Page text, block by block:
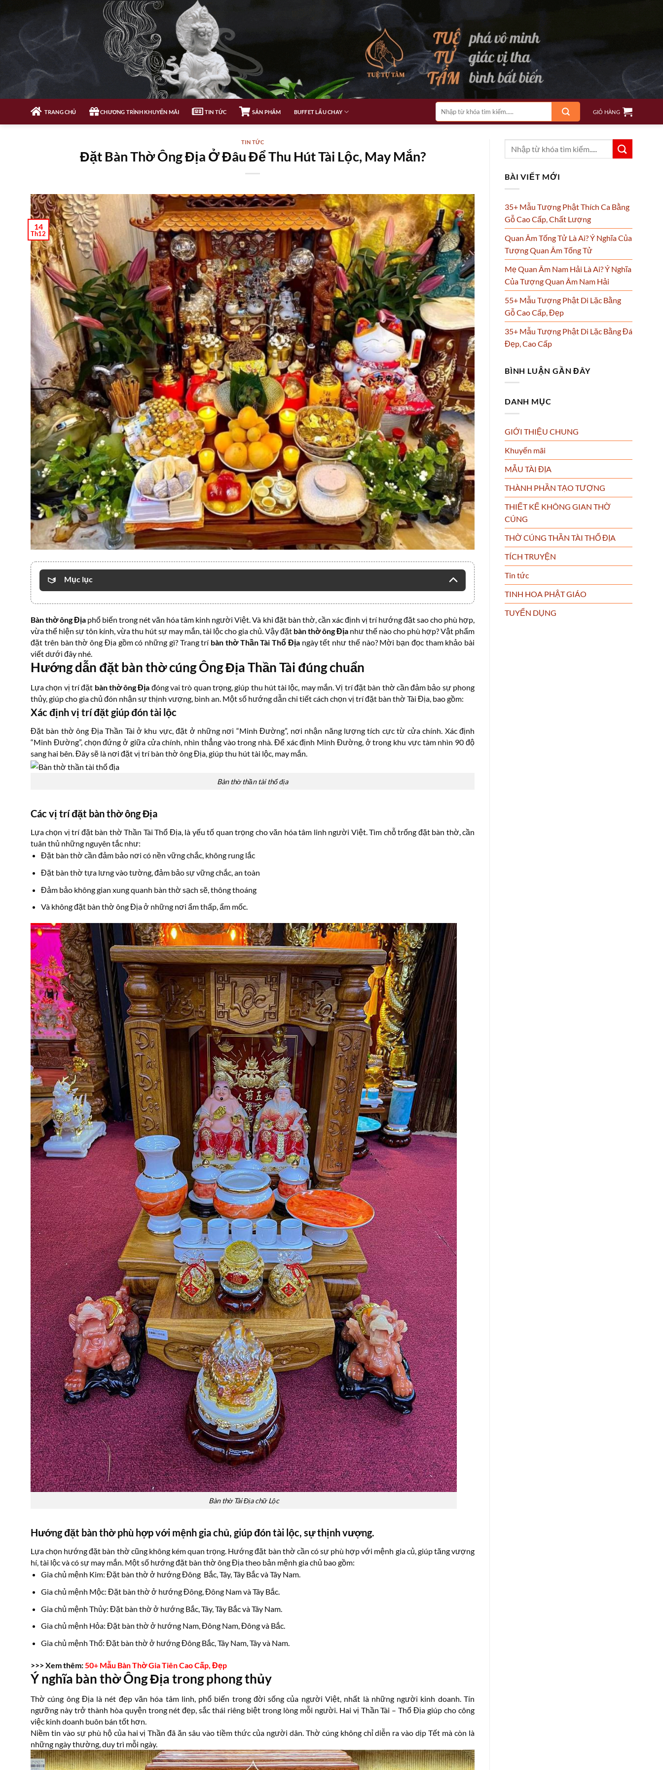
qua
TRANG CHỦ CHƯƠNG TRÌNH KHUYẾN MÃI TIN TỨC SẢN PHẨM BUFFET LẨU CHAY
Tìm
kiếm:
GIỎ HÀNG
TIN TỨC
Đặt Bàn Thờ Ông Địa Ở Đâu Để Thu Hút Tài Lộc, May Mắn?
14
Th12
Mục lục
Bàn thờ ông Địa phổ biến trong nét văn hóa tâm kinh người Việt. Và khi đặt bàn thờ, cần xác định vị trí hướng đặt sao cho phù hợp,
vừa thể hiện sự tôn kính, vừa thu hút sự may mắn, tài lộc cho gia chủ. Vậy đặt bàn thờ ông Địa như thế nào cho phù hợp? Vật phẩm
đặt trên bàn thờ ông Địa gồm có những gì? Trang trí bàn thờ Thần Tài Thổ Địangày tết như thế nào? Mời bạn đọc tham khảo bài
viết dưới đây nhé.
Hướng dẫn đặt bàn thờ cúng Ông Địa Thần Tài đúng chuẩn
Lựa chọn vị trí đặt bàn thờ ông Địa đóng vai trò quan trọng, giúp thu hút tài lộc, may mắn. Vị trí đặt bàn thờ cần đảm bảo sự phong
thủy, giúp cho gia chủ đón nhận sự thịnh vượng, bình an. Một số hướng dẫn chi tiết cách chọn vị trí đặt bàn thờ Tài Địa, bao gồm:
Xác định vị trí đặt giúp đón tài lộc
Đặt bàn thờ ông Địa Thần Tài ở khu vực, đặt ở những nơi “Minh Đường”, nơi nhận năng lượng tích cực từ cửa chính. Xác định
“Minh Đường”, chọn đứng ở giữa cửa chính, nhìn thẳng vào trong nhà. Để xác định Minh Đường, ở trong khu vực tàm nhìn 90 độ
sang hai bên. Đây sẽ là nơi đặt vị trí bàn thờ ông Địa, giúp thu hút tài lộc, may mắn.
Bàn thờ thần tài thổ địa
Các vị trí đặt bàn thờ ông Địa
Lựa chọn vị trí đặt bàn thờ Thần Tài Thổ Địa, là yếu tố quan trọng cho văn hóa tâm linh người Việt. Tìm chỗ trống đặt bàn thờ, cần
tuân thủ những nguyên tắc như:
Đặt bàn thờ cần đảm bảo nơi có nền vững chắc, không rung lắc
Đặt bàn thờ tựa lưng vào tường, đảm bảo sự vững chắc, an toàn
Đảm bảo không gian xung quanh bàn thờ sạch sẽ, thông thoáng
Và không đặt bàn thờ ông Địa ở những nơi ẩm thấp, ẩm mốc.
Bàn thờ Tài Địa chữ Lộc
Hướng đặt bàn thờ phù hợp với mệnh gia chủ, giúp đón tài lộc, sự thịnh vượng.
Lựa chọn hướng đặt bàn thờ cũng không kém quan trọng. Hướng đặt bàn thờ cần có sự phù hợp với mệnh gia củ, giúp tăng vượng
hí, tài lộc và có sự may mắn. Một số hướng đặt bàn thờ ông Địa theo bản mệnh gia chủ bao gồm:
Gia chủ mệnh Kim: Đặt bàn thờ ở hướng Đông Bắc, Tây, Tây Bắc và Tây Nam.
Gia chủ mệnh Mộc: Đặt bàn thờ ở hướng Đông, Đông Nam và Tây Bắc.
Gia chủ mệnh Thủy: Đặt bàn thờ ở hướng Bắc, Tây, Tây Bắc và Tây Nam.
Gia chủ mệnh Hỏa: Đặt bàn thờ ở hướng Nam, Đông Nam, Đông và Bắc.
Gia chủ mệnh Thổ: Đặt bàn thờ ở hướng Đông Bắc, Tây Nam, Tây và Nam.
>>> Xem thêm: 50+ Mẫu Bàn Thờ Gia Tiên Cao Cấp, Đẹp
Ý nghĩa bàn thờ Ông Địa trong phong thủy
Thờ cúng ông Địa là nét đẹp văn hóa tâm linh, phổ biến trong đời sống của người Việt, nhất là những người kinh doanh. Tín
ngưỡng này trở thành hòa quyện trong nét đẹp, sắc thái riêng biệt trong lòng mỗi người. Hai vị Thần Tài – Thổ Địa giúp cho công
việc kinh doanh buôn bán tốt hơn.
Niềm tin vào sự phù hộ của hai vị Thần đã ăn sâu vào tiềm thức của người dân. Thờ cúng không chỉ diễn ra vào dịp Tết mà còn là
những ngày thường, duy trì mỗi ngày.
BÀI VIẾT MỚI
35+ Mẫu Tượng Phật Thích Ca Bằng
Gỗ Cao Cấp, Chất Lượng
Quan Âm Tống Tử Là Ai? Ý Nghĩa Của
Tượng Quan Âm Tống Tử
Mẹ Quan Âm Nam Hải Là Ai? Ý Nghĩa
Của Tượng Quan Âm Nam Hải
55+ Mẫu Tượng Phật Di Lặc Bằng
Gỗ Cao Cấp, Đẹp
35+ Mẫu Tượng Phật Di Lặc Bằng Đá
Đẹp, Cao Cấp
BÌNH LUẬN GẦN ĐÂY
DANH MỤC
GIỚI THIỆU CHUNG
Khuyến mãi
MẪU TÀI ĐỊA
THÀNH PHẦN TẠO TƯỢNG
THIẾT KẾ KHÔNG GIAN THỜ
CÚNG
THỜ CÚNG THẦN TÀI THỔ ĐỊA
TÍCH TRUYỆN
Tin tức
TINH HOA PHẬT GIÁO
TUYỂN DỤNG